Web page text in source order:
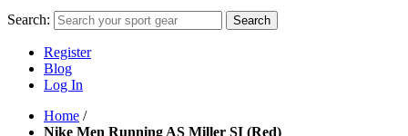
Search: Search
Register
Blog
Log In
Home /
Nike Men Running AS Miller SI (Red)